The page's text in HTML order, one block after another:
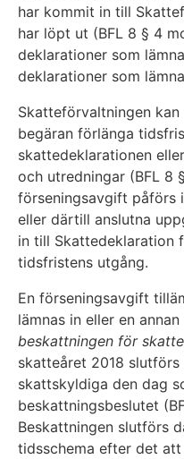
har kommit in till
har löpt ut (BFL 8 § 4
deklarationer som
deklarationer som
Skatteförvaltningen
begäran förlänga
skattedeklarationen
och utredningar (BFL 8
förseningsavgift påförs
eller därtill anslutna
in till Skattedeklaration
tidsfristens utgång.
En förseningsavgift
lämnas in eller en
beskattningen för
skatteåret 2018
skattskyldiga den dag
beskattningsbeslutet
Beskattningen slutförs
tidsschema efter det